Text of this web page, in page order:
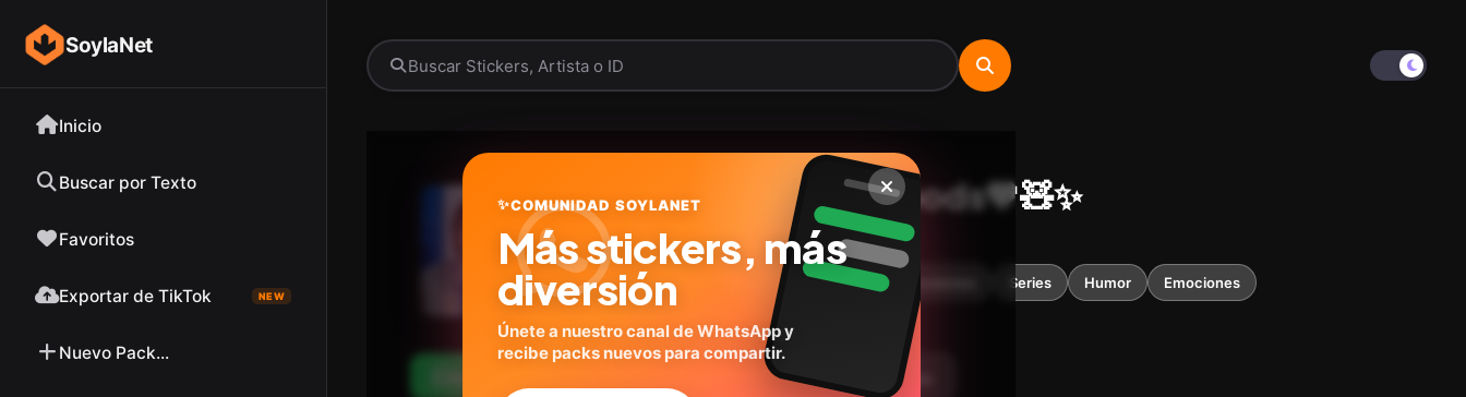
SoylaNet
Inicio
Buscar por Texto
Favoritos
Exportar de TikTok NEW
Nuevo Pack...
Ludovico Peluche Moods💙🧸✨
@anabelle_stickers N4L4J
15stickers Caricaturas Series Humor Emociones
Agregar a favoritos
✨COMUNIDAD SOYLANET
Más stickers, más
diversión
Únete a nuestro canal de WhatsApp y
recibe packs nuevos para compartir.